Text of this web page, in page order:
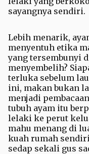
sayangnya sendiri.
Lebih menarik,
menyentuh etika
yang tersembunyi
menyembelih?
terluka sebelum
ini, makan bukan
menjadi
tubuh ayam itu
lelaki ke perut
mahu menang di
kuah rumah
sedap sekali gus